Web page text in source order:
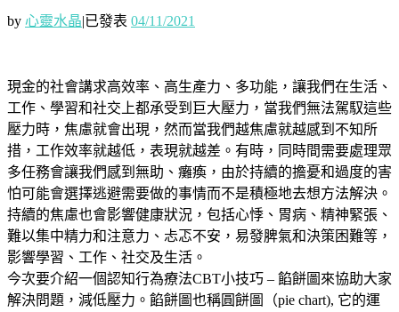
by 心靈水晶|已發表 04/11/2021
現金的社會講求高效率、高生產力、多功能，讓我們在生活、
工作、學習和社交上都承受到巨大壓力，當我們無法駕馭這些
壓力時，焦慮就會出現，然而當我們越焦慮就越感到不知所
措，工作效率就越低，表現就越差。有時，同時間需要處理眾
多任務會讓我們感到無助、癱瘓，由於持續的擔憂和過度的害
怕可能會選擇逃避需要做的事情而不是積極地去想方法解決。
持續的焦慮也會影響健康狀況，包括心悸、胃病、精神緊張、
難以集中精力和注意力、忐忑不安，易發脾氣和決策困難等，
影響學習、工作、社交及生活。
今次要介紹一個認知行為療法CBT小技巧 – 餡餅圖來協助大家
解決問題，減低壓力。餡餅圖也稱圓餅圖（pie chart), 它的運